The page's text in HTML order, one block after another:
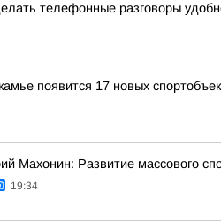
телефонные разговоры
появится 17 новых
Махонин: Развитие массового
19:34